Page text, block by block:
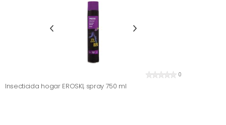
0
Insecticida hogar EROSKI, spray 750 ml